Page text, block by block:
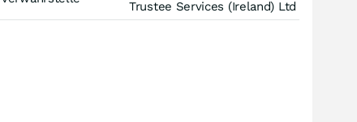
Trustee Services (Ireland) Ltd